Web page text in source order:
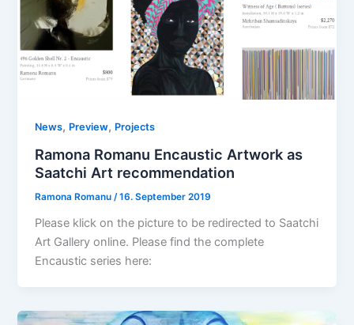
News, Preview, Projects
Ramona Romanu Encaustic Artwork as
Saatchi Art recommendation
Ramona Romanu /16. September 2019
Please klick on the picture to be redirected to Saatchi
Art Gallery online. Please find the complete
Encaustic series here: